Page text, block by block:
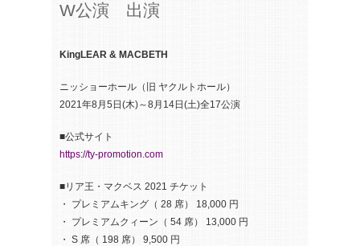
W公演 出演
KingLEAR & MACBETH
ニッショーホール（旧 ヤクルトホール）
2021年8月5日(木)～8月14日(土)全17公演
■公式サイト
https://ty-promotion.com
■リア王・マクベス 2021 チケット
・ プレミアムキング（ 28 席） 18,000 円
・ プレミアムクィーン（ 54 席） 13,000 円
・ S 席（ 198 席） 9,500 円